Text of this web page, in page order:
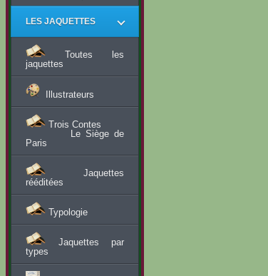
LES JAQUETTES
Toutes les
jaquettes
Illustrateurs
Trois Contes
Le Siège de
Paris
Jaquettes
rééditées
Typologie
Jaquettes par
types